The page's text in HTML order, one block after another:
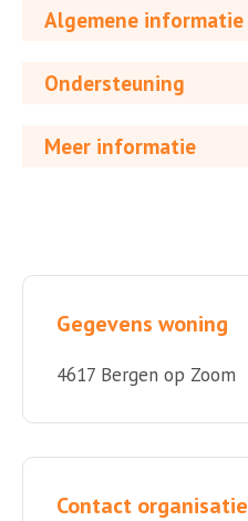
Algemene informatie
Ondersteuning
Meer informatie
Gegevens woning
4617 Bergen op Zoom
Contact organisatie